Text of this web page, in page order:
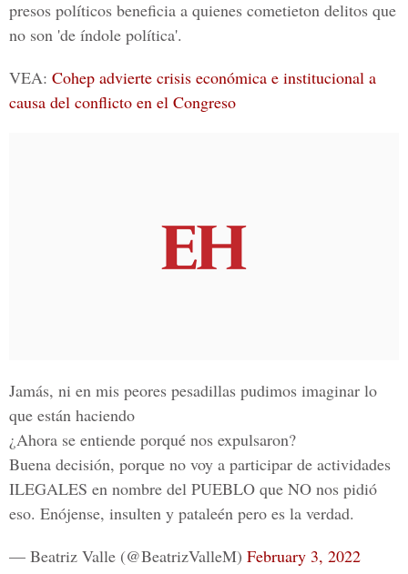
presos políticos beneficia a quienes cometieton delitos que
no son 'de índole política'.
VEA: Cohep advierte crisis económica e institucional a
causa del conflicto en el Congreso
Jamás, ni en mis peores pesadillas pudimos imaginar lo
que están haciendo
¿Ahora se entiende porqué nos expulsaron?
Buena decisión, porque no voy a participar de actividades
ILEGALES en nombre del PUEBLO que NO nos pidió
eso. Enójense, insulten y pataleén pero es la verdad.
— Beatriz Valle (@BeatrizValleM) February 3, 2022